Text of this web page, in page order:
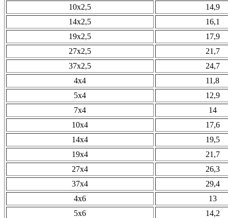
10х2,5
14,9
14х2,5
16,1
19х2,5
17,9
27х2,5
21,7
37х2,5
24,7
4х4
11,8
5х4
12,9
7х4
14
10х4
17,6
14х4
19,5
19х4
21,7
27х4
26,3
37х4
29,4
4х6
13
5х6
14,2